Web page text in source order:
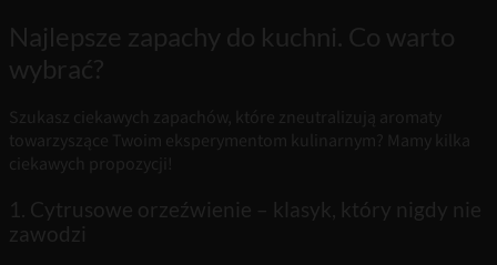
Najlepsze zapachy do kuchni. Co warto
wybrać?
Szukasz ciekawych zapachów, które zneutralizują aromaty
towarzyszące Twoim eksperymentom kulinarnym? Mamy kilka
ciekawych propozycji!
1. Cytrusowe orzeźwienie – klasyk, który nigdy nie
zawodzi